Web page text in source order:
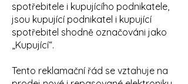
spotřebitele i kupujícího podnikatele,
jsou kupující podnikatel i kupující
spotřebitel shodně označováni jako
„Kupující“.
Tento reklamační řád se vztahuje na